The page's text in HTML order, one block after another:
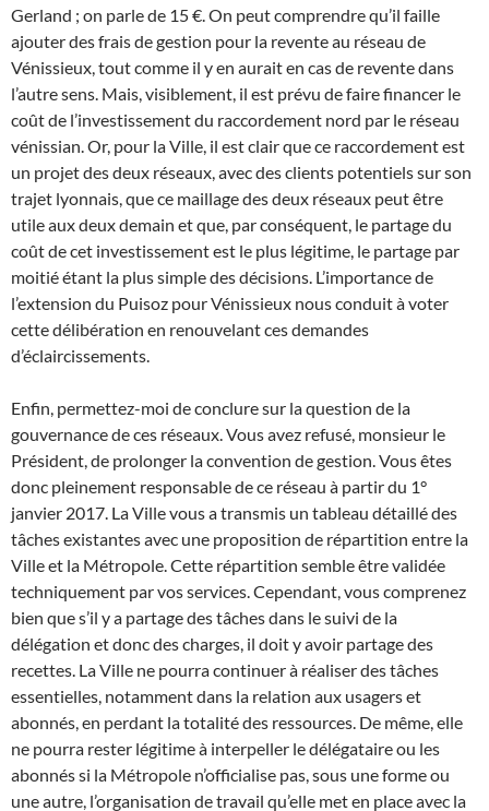
Gerland ; on parle de 15 €. On peut comprendre qu’il faille
ajouter des frais de gestion pour la revente au réseau de
Vénissieux, tout comme il y en aurait en cas de revente dans
l’autre sens. Mais, visiblement, il est prévu de faire financer le
coût de l’investissement du raccordement nord par le réseau
vénissian. Or, pour la Ville, il est clair que ce raccordement est
un projet des deux réseaux, avec des clients potentiels sur son
trajet lyonnais, que ce maillage des deux réseaux peut être
utile aux deux demain et que, par conséquent, le partage du
coût de cet investissement est le plus légitime, le partage par
moitié étant la plus simple des décisions. L’importance de
l’extension du Puisoz pour Vénissieux nous conduit à voter
cette délibération en renouvelant ces demandes
d’éclaircissements.
Enfin, permettez-moi de conclure sur la question de la
gouvernance de ces réseaux. Vous avez refusé, monsieur le
Président, de prolonger la convention de gestion. Vous êtes
donc pleinement responsable de ce réseau à partir du 1°
janvier 2017. La Ville vous a transmis un tableau détaillé des
tâches existantes avec une proposition de répartition entre la
Ville et la Métropole. Cette répartition semble être validée
techniquement par vos services. Cependant, vous comprenez
bien que s’il y a partage des tâches dans le suivi de la
délégation et donc des charges, il doit y avoir partage des
recettes. La Ville ne pourra continuer à réaliser des tâches
essentielles, notamment dans la relation aux usagers et
abonnés, en perdant la totalité des ressources. De même, elle
ne pourra rester légitime à interpeller le délégataire ou les
abonnés si la Métropole n’officialise pas, sous une forme ou
une autre, l’organisation de travail qu’elle met en place avec la